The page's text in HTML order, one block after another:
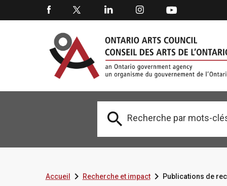

Accueil Recherche et impact Publications de